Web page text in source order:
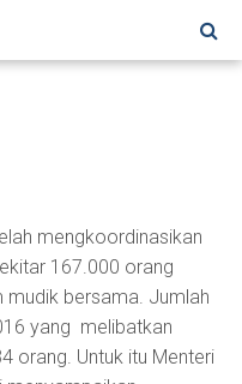
mengkoordinasikan
167.000 orang
mudik bersama. Jumlah
yang melibatkan
orang. Untuk itu Menteri